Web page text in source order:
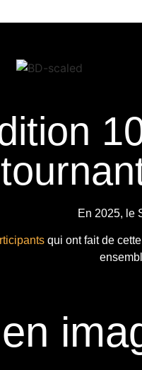
En 2025, le
qui ont fait de